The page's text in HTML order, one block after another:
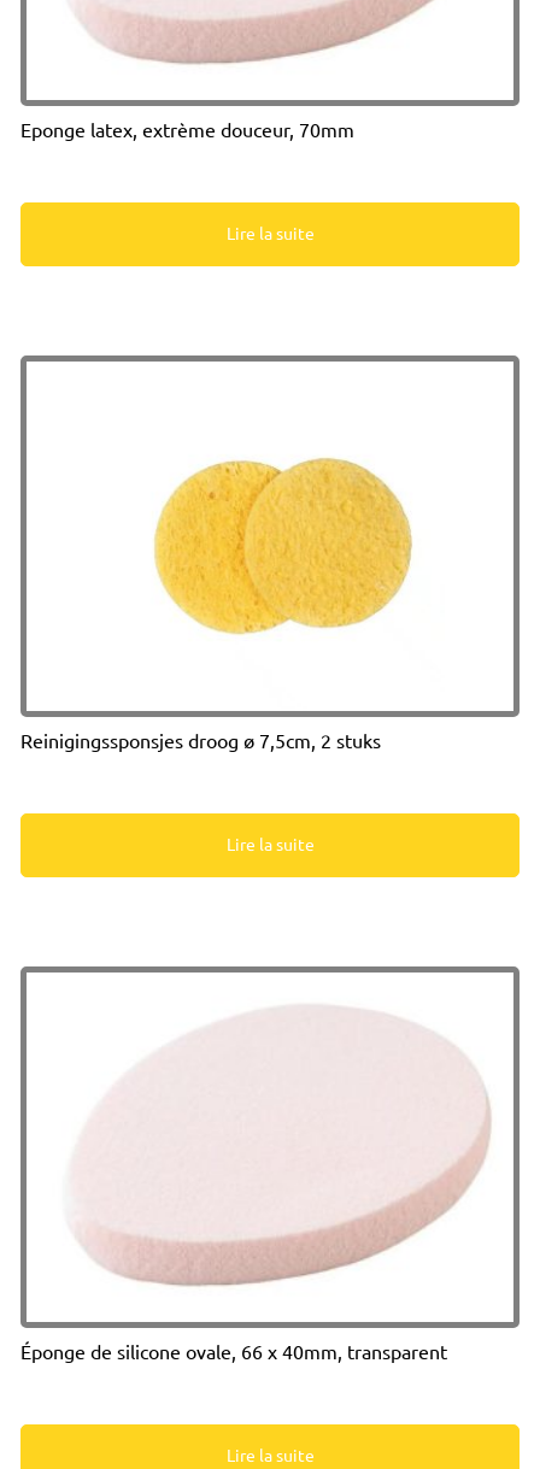
Eponge latex, extrème douceur, 70mm
Lire la suite
Reinigingssponsjes droog ø 7,5cm, 2 stuks
Lire la suite
Éponge de silicone ovale, 66 x 40mm, transparent
Lire la suite